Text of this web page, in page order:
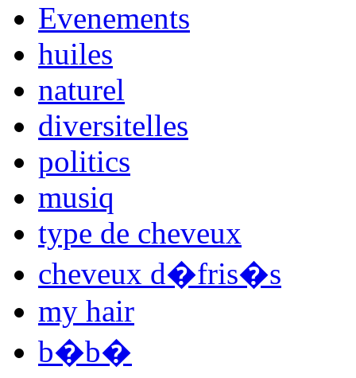
Evenements
huiles
naturel
diversitelles
politics
musiq
type de cheveux
cheveux d�fris�s
my hair
b�b�